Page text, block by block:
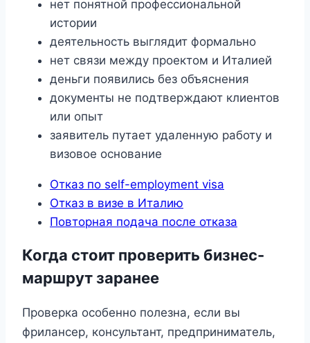
нет понятной профессиональной
истории
деятельность выглядит формально
нет связи между проектом и Италией
деньги появились без объяснения
документы не подтверждают клиентов
или опыт
заявитель путает удаленную работу и
визовое основание
Отказ по self-employment visa
Отказ в визе в Италию
Повторная подача после отказа
Когда стоит проверить бизнес-
маршрут заранее
Проверка особенно полезна, если вы
фрилансер, консультант, предприниматель,